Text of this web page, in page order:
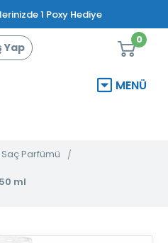
1 Poxy Hediye
Yap
0
MENÜ
Saç Parfümü
ml